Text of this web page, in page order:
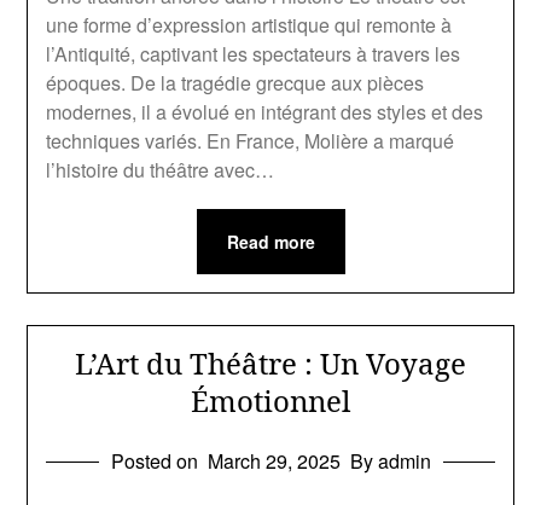
une forme d’expression artistique qui remonte à
l’Antiquité, captivant les spectateurs à travers les
époques. De la tragédie grecque aux pièces
modernes, il a évolué en intégrant des styles et des
techniques variés. En France, Molière a marqué
l’histoire du théâtre avec…
Read more
L’Art du Théâtre : Un Voyage
Émotionnel
Posted on March 29, 2025 By admin